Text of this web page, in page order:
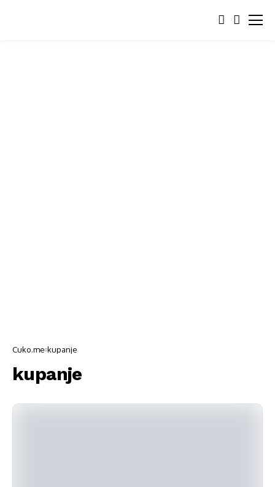
Cuko.me kupanje
kupanje